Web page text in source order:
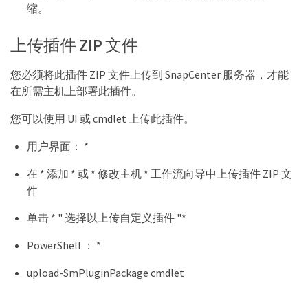
缩。
上传插件 ZIP 文件
您必须将此插件 ZIP 文件上传到 SnapCenter 服务器，才能
在所需主机上部署此插件。
您可以使用 UI 或 cmdlet 上传此插件。
用户界面： *
在 * 添加 * 或 * 修改主机 * 工作流向导中上传插件 ZIP 文
件
单击 * " 选择以上传自定义插件 "*
PowerShell ： *
upload-SmPluginPackage cmdlet